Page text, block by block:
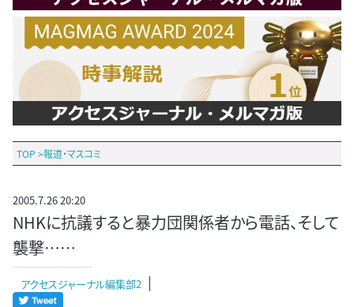
TOP >報道・マスコミ
2005.7.26 20:20
NHKに抗議すると暴力団関係者から電話、そして
襲撃……
アクセスジャーナル編集部2